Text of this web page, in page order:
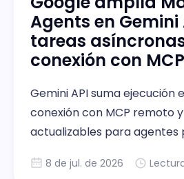
Agents en Gemini
tareas
conexión con MCP
Gemini API suma ejecución
conexión con MCP remoto
actualizables para agentes
8 de jul. de 2026